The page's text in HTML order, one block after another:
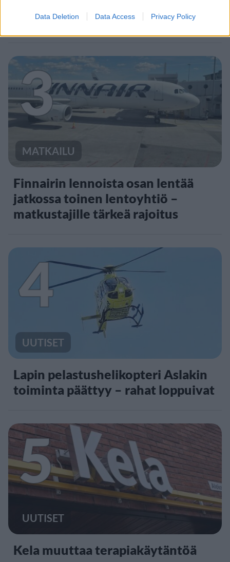
Data Deletion Data Access Privacy Policy
ei maksettu sairausajan palkkaa
3
MATKAILU
Finnairin lennoista osan lentää
jatkossa toinen lentoyhtiö –
matkustajille tärkeä rajoitus
4
UUTISET
Lapin pelastushelikopteri Aslakin
toiminta päättyy – rahat loppuivat
5
UUTISET
Kela muuttaa terapiakäytäntöä